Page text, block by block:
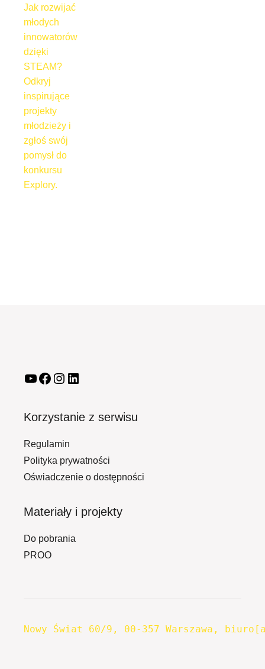
Jak rozwijać
młodych
innowatorów
dzięki
STEAM?
Odkryj
inspirujące
projekty
młodzieży i
zgłoś swój
pomysł do
konkursu
Explory.
Korzystanie z serwisu
Regulamin
Polityka prywatności
Oświadczenie o dostępności
Materiały i projekty
Do pobrania
PROO
Nowy Świat 60/9, 00-357 Warszawa,